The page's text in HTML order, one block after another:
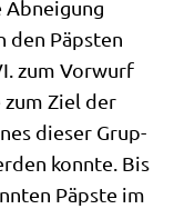
Abnei­gung
den Päp­sten
zum Vor­wurf
zum Ziel der
die­ser Grup­
konn­te. Bis
Päp­ste im